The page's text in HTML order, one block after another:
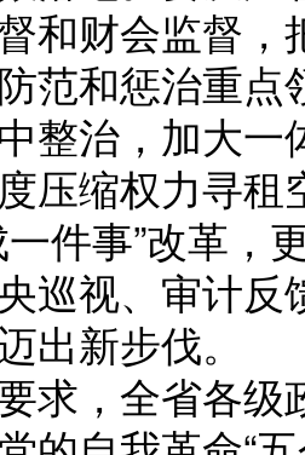
和财会监督
范和惩治重
整治，加大
压缩权力寻
件事”改革，
巡视、审计
出新步伐。
，全省各级